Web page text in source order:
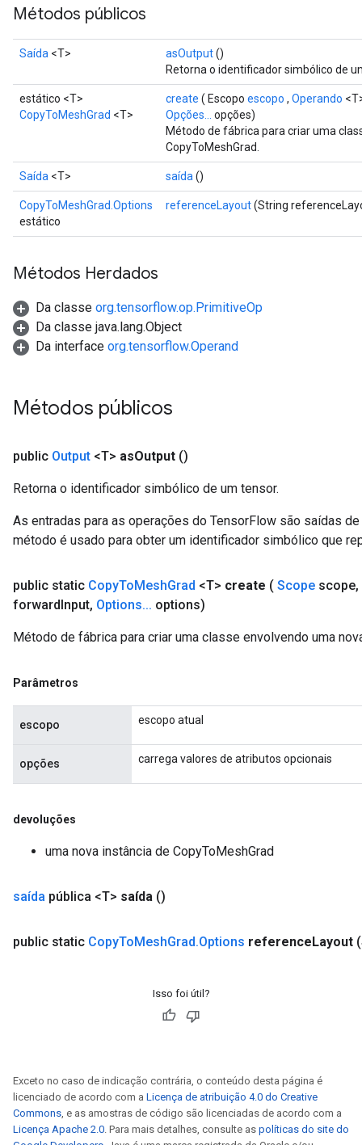
Métodos públicos
Saída <T> asOutput()
Retorna o identificador simbólico de
estático <T>
CopyToMeshGrad <T>
create ( Escopo escopo , Operando
Opções...
opções)
Método de fábrica para criar uma
CopyToMeshGrad.
Saída <T> saída ()
CopyToMeshGrad.Options
estático
referenceLayout(String
Métodos Herdados
Da classe org.tensorflow.op.PrimitiveOp
Da classe java.lang.Object
Da interface org.tensorflow.Operand
Métodos públicos
public Output <T> asOutput ()
Retorna o identificador simbólico de um tensor.
As entradas para as operações do TensorFlow são saídas
método é usado para obter um identificador simbólico que
public static CopyToMeshGrad <T> create ( Scope scope,
forwardInput, Options... options)
Método de fábrica para criar uma classe envolvendo uma
Parâmetros
escopo escopo atual
opções carrega valores de atributos opcionais
devoluções
uma nova instância de CopyToMeshGrad
saída pública <T> saída ()
public static CopyToMeshGrad.Options referenceLayout
Isso foi útil?
Exceto no caso de indicação contrária, o conteúdo desta página é
licenciado de acordo com a Licença de atribuição 4.0 do Creative
Commons, e as amostras de código são licenciadas de acordo com a
Licença Apache 2.0. Para mais detalhes, consulte as políticas do site do